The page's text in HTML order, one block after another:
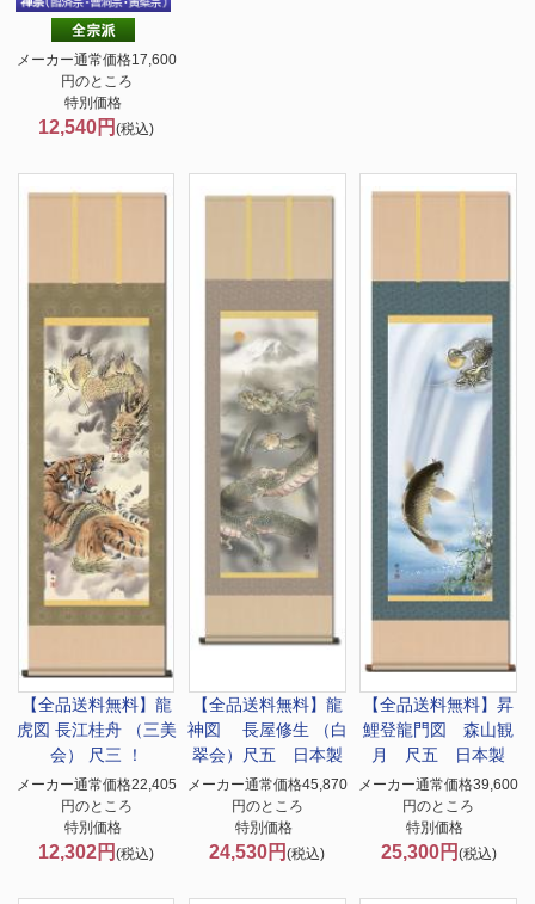
メーカー通常価格17,600
円のところ
特別価格
12,540円(税込)
【全品送料無料】 龍
虎図 長江桂舟 （三美
会） 尺三 ！
メーカー通常価格22,405
円のところ
特別価格
12,302円(税込)
【全品送料無料】 龍
神図 長屋修生 （白
翠会）尺五 日本製
メーカー通常価格45,870
円のところ
特別価格
24,530円(税込)
【全品送料無料】昇
鯉登龍門図 森山観
月 尺五 日本製
メーカー通常価格39,600
円のところ
特別価格
25,300円 (税込)